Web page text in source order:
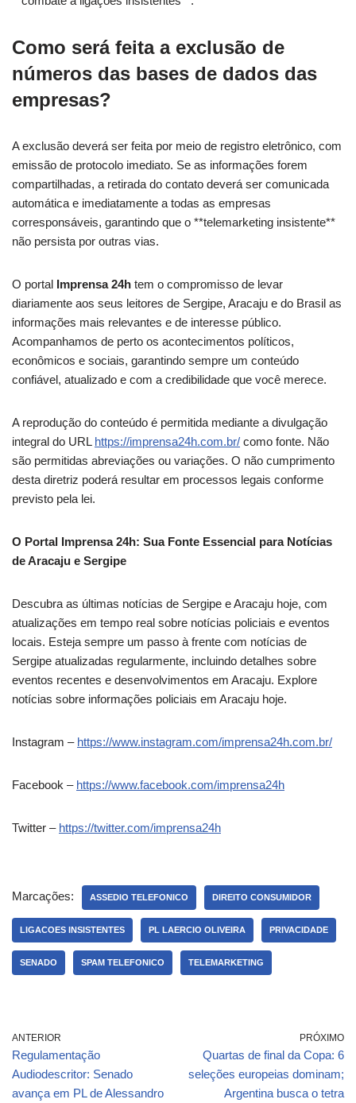
Como será feita a exclusão de
números das bases de dados das
empresas?
A exclusão deverá ser feita por meio de registro eletrônico, com
emissão de protocolo imediato. Se as informações forem
compartilhadas, a retirada do contato deverá ser comunicada
automática e imediatamente a todas as empresas
corresponsáveis, garantindo que o **telemarketing insistente**
não persista por outras vias.
O portal Imprensa 24h tem o compromisso de levar
diariamente aos seus leitores de Sergipe, Aracaju e do Brasil as
informações mais relevantes e de interesse público.
Acompanhamos de perto os acontecimentos políticos,
econômicos e sociais, garantindo sempre um conteúdo
confiável, atualizado e com a credibilidade que você merece.
A reprodução do conteúdo é permitida mediante a divulgação
integral do URL https://imprensa24h.com.br/ como fonte. Não
são permitidas abreviações ou variações. O não cumprimento
desta diretriz poderá resultar em processos legais conforme
previsto pela lei.
O Portal Imprensa 24h: Sua Fonte Essencial para Notícias
de Aracaju e Sergipe
Descubra as últimas notícias de Sergipe e Aracaju hoje, com
atualizações em tempo real sobre notícias policiais e eventos
locais. Esteja sempre um passo à frente com notícias de
Sergipe atualizadas regularmente, incluindo detalhes sobre
eventos recentes e desenvolvimentos em Aracaju. Explore
notícias sobre informações policiais em Aracaju hoje.
Instagram – https://www.instagram.com/imprensa24h.com.br/
Facebook – https://www.facebook.com/imprensa24h
Twitter – https://twitter.com/imprensa24h
Marcações: ASSEDIO TELEFONICO DIREITO CONSUMIDOR
LIGACOES INSISTENTES PL LAERCIO OLIVEIRA PRIVACIDADE
SENADO SPAM TELEFONICO TELEMARKETING
ANTERIOR
Regulamentação
Audiodescritor: Senado
avança em PL de Alessandro
PRÓXIMO
Quartas de final da Copa: 6
seleções europeias dominam;
Argentina busca o tetra